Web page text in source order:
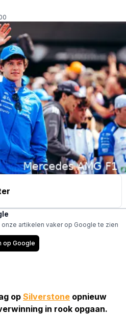
artikelen vaker op Google te zien
op Google
op Silverstone opnieuw
in rook opgaan.